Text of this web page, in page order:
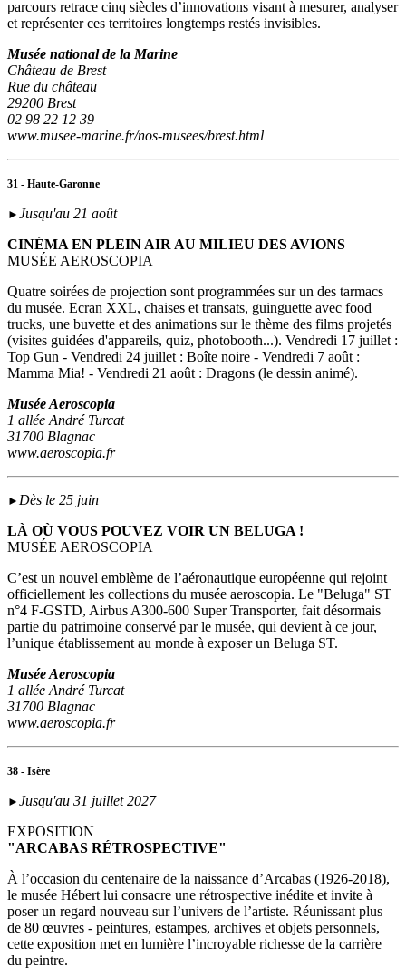
parcours retrace cinq siècles d’innovations visant à mesurer, analyser
et représenter ces territoires longtemps restés invisibles.
Musée national de la Marine
Château de Brest
Rue du château
29200 Brest
02 98 22 12 39
www.musee-marine.fr/nos-musees/brest.html
31 - Haute-Garonne
► Jusqu'au 21 août
CINÉMA EN PLEIN AIR AU MILIEU DES AVIONS
MUSÉE AEROSCOPIA
Quatre soirées de projection sont programmées sur un des tarmacs
du musée. Ecran XXL, chaises et transats, guinguette avec food
trucks, une buvette et des animations sur le thème des films projetés
(visites guidées d'appareils, quiz, photobooth...). Vendredi 17 juillet :
Top Gun - Vendredi 24 juillet : Boîte noire - Vendredi 7 août :
Mamma Mia! - Vendredi 21 août : Dragons (le dessin animé).
Musée Aeroscopia
1 allée André Turcat
31700 Blagnac
www.aeroscopia.fr
► Dès le 25 juin
LÀ OÙ VOUS POUVEZ VOIR UN BELUGA !
MUSÉE AEROSCOPIA
C’est un nouvel emblème de l’aéronautique européenne qui rejoint
officiellement les collections du musée aeroscopia. Le "Beluga" ST
n°4 F-GSTD, Airbus A300-600 Super Transporter, fait désormais
partie du patrimoine conservé par le musée, qui devient à ce jour,
l’unique établissement au monde à exposer un Beluga ST.
Musée Aeroscopia
1 allée André Turcat
31700 Blagnac
www.aeroscopia.fr
38 - Isère
► Jusqu'au 31 juillet 2027
EXPOSITION
"ARCABAS RÉTROSPECTIVE"
À l’occasion du centenaire de la naissance d’Arcabas (1926-2018),
le musée Hébert lui consacre une rétrospective inédite et invite à
poser un regard nouveau sur l’univers de l’artiste. Réunissant plus
de 80 œuvres - peintures, estampes, archives et objets personnels,
cette exposition met en lumière l’incroyable richesse de la carrière
du peintre.